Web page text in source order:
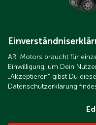
ARI Motors braucht für
Einwilligung, um Dein
„Akzeptieren“ gibst Du
Datenschutzerklärung